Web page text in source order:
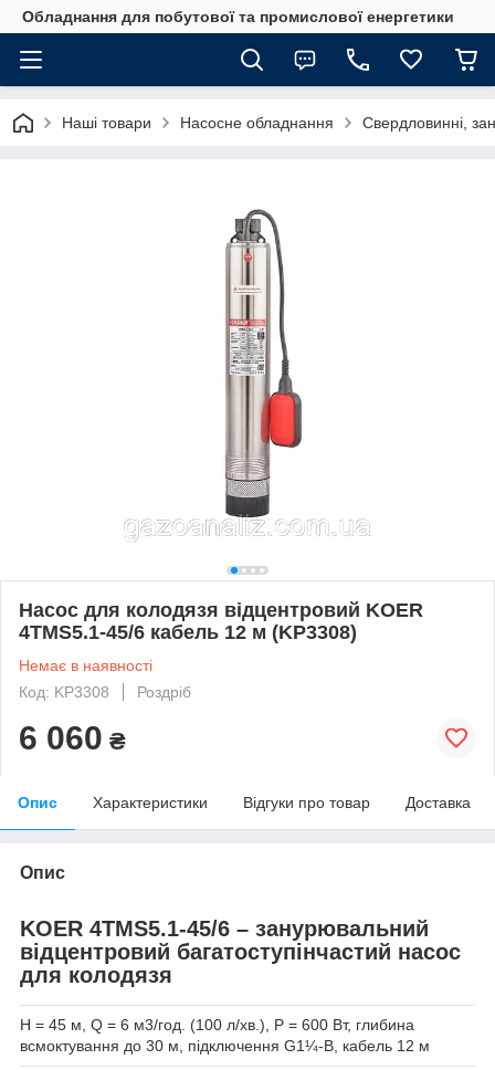
Обладнання для побутової та промислової енергетики
Наші товари Насосне обладнання Свердловинні,
Насос для колодязя відцентровий KOER
4TMS5.1-45/6 кабель 12 м (KP3308)
Немає в наявності
Код: KP3308
Роздріб
6 060 ₴
Опис Характеристики Відгуки про товар Доставка
Опис
KOER 4TMS5.1-45/6 – занурювальний
відцентровий багатоступінчастий насос
для колодязя
Н = 45 м, Q = 6 м3/год. (100 л/хв.), Р = 600 Вт, глибина
всмоктування до 30 м, підключення G1¼-B, кабель 12 м